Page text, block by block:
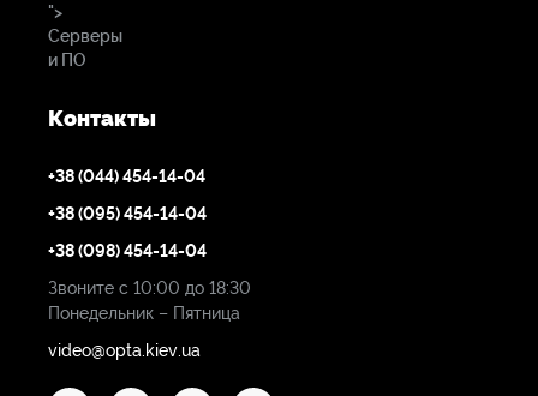
">
Серверы
и ПО
Контакты
+38 (044) 454-14-04
+38 (095) 454-14-04
+38 (098) 454-14-04
Звоните с 10:00 до 18:30
Понедельник – Пятница
video@opta.kiev.ua